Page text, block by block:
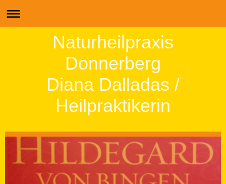
Naturheilpraxis
Donnerberg
Diana Dalladas /
Heilpraktikerin